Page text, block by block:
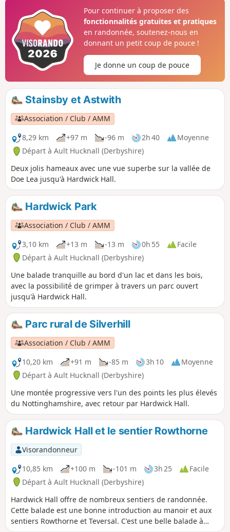
Pour continuer à proposer des
fonctionnalités gratuites et pratiques
en randonnée, soutenez-nous en
donnant un petit coup de pouce !
Je donne un coup de pouce
Stainsby et Astwith
Association / Club / AMM
8,29 km
+97 m -96 m 2h 40
Moyenne
Départ à Ault Hucknall (Derbyshire)
Deux jolis hameaux avec une vue superbe sur la vallée de
Doe Lea jusqu'à Hardwick Hall.
Hardwick Park
Association / Club / AMM
3,10 km
+13 m -13 m 0h 55
Facile
Départ à Ault Hucknall (Derbyshire)
Une balade tranquille au bord d'un lac et dans les bois,
avec la possibilité de grimper à travers un parc ouvert
jusqu'à Hardwick Hall.
Parc rural de Silverhill
Association / Club / AMM
10,20 km
+91 m -85 m 3h 10
Moyenne
Départ à Ault Hucknall (Derbyshire)
Une montée progressive vers l'un des points les plus élevés
du Nottinghamshire, avec retour par Hardwick Hall.
Hardwick Hall et le sentier Rowthorne
Visorandonneur
10,85 km
+100 m -101 m 3h 25
Facile
Départ à Ault Hucknall (Derbyshire)
Hardwick Hall offre de nombreux sentiers de randonnée.
Cette balade est une bonne introduction au manoir et aux
sentiers Rowthorne et Teversal. C'est une belle balade à